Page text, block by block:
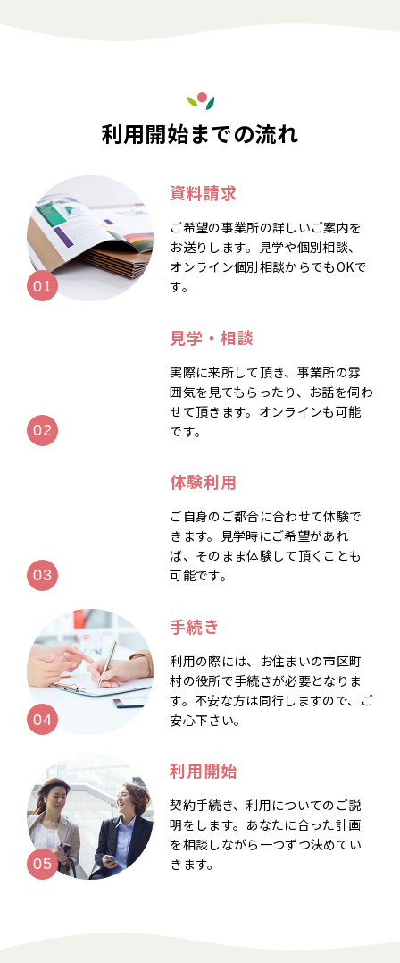
利用開始までの流れ
資料請求
ご希望の事業所の詳しいご案内を
お送りします。見学や個別相談、
オンライン個別相談からでもOKで
す。
見学・相談
実際に来所して頂き、事業所の雰
囲気を見てもらったり、お話を伺わ
せて頂きます。オンラインも可能
です。
体験利用
ご自身のご都合に合わせて体験で
きます。見学時にご希望があれ
ば、そのまま体験して頂くことも
可能です。
手続き
利用の際には、お住まいの市区町
村の役所で手続きが必要となりま
す。不安な方は同行しますので、ご
安心下さい。
利用開始
契約手続き、利用についてのご説
明をします。あなたに合った計画
を相談しながら一つずつ決めてい
きます。